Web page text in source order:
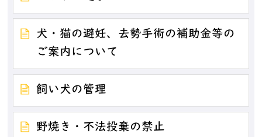
犬・猫の避妊、去勢手術の補助金等の
ご案内について
飼い犬の管理
野焼き・不法投棄の禁止